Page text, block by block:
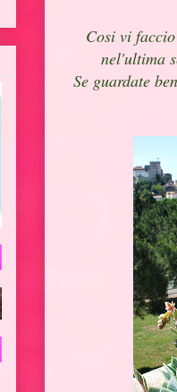
Cosi vi
nel'ultima
Se guardate